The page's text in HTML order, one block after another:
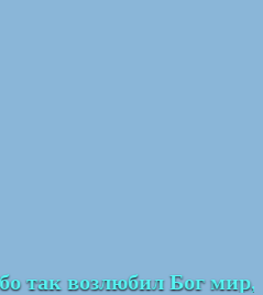
так возлюбил Бог